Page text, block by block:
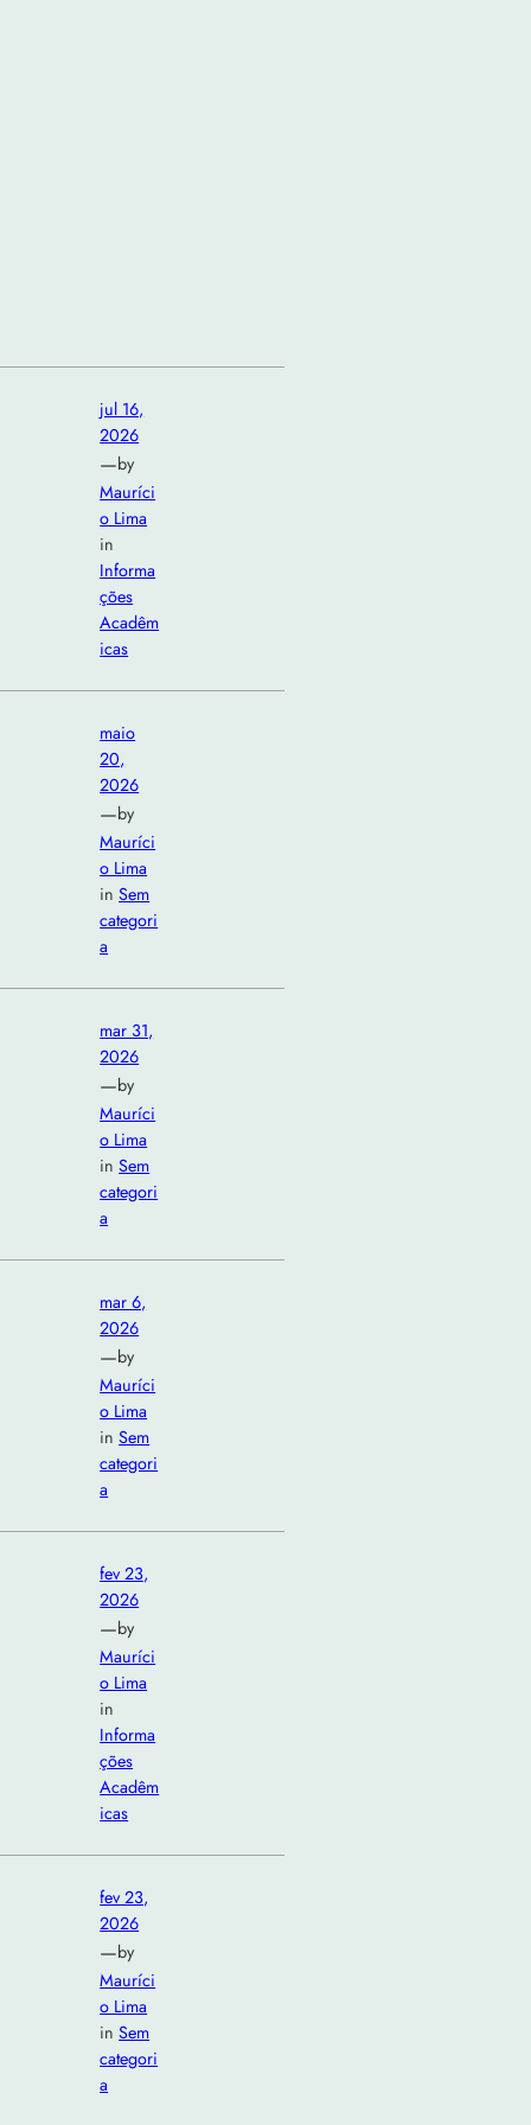
jul 16,
2026
—by
Mauríci
o Lima
in
Informa
ções
Acadêm
icas
maio
20,
2026
—by
Mauríci
o Lima
inSem
categori
a
mar 31,
2026
—by
Mauríci
o Lima
inSem
categori
a
mar 6,
2026
—by
Mauríci
o Lima
inSem
categori
a
fev 23,
2026
—by
Mauríci
o Lima
in
Informa
ções
Acadêm
icas
fev 23,
2026
—by
Mauríci
o Lima
inSem
categori
a